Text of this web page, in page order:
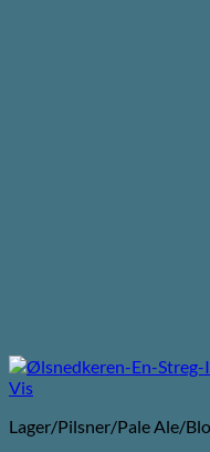
Vis
Lager/Pilsner/Pale Ale/